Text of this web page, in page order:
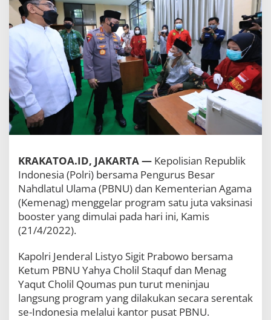
a
a
n
1
J
u
a
V
a
k
s
i
a
i
B
o
o
s
r
,
a
p
o
KRAKATOA.ID, JAKARTA — Kepolisian Republik
Indonesia (Polri) bersama Pengurus Besar
Nahdlatul Ulama (PBNU) dan Kementerian Agama
(Kemenag) menggelar program satu juta vaksinasi
booster yang dimulai pada hari ini, Kamis
(21/4/2022).
Kapolri Jenderal Listyo Sigit Prabowo bersama
Ketum PBNU Yahya Cholil Staquf dan Menag
Yaqut Cholil Qoumas pun turut meninjau
langsung program yang dilakukan secara serentak
se-Indonesia melalui kantor pusat PBNU.